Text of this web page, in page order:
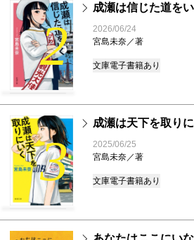
2
成瀬は信じた道をい
2026/06/24
宮島未奈／著
文庫電子書籍あり
3
成瀬は天下を取りに
2025/06/25
宮島未奈／著
文庫電子書籍あり